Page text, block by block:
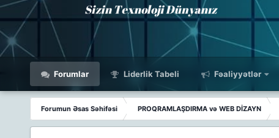
Forumlar Liderlik Tabeli Fəaliyyətlər
Forumun Əsas Səhifəsi PROQRAMLAŞDIRMA və WEB DİZAYN